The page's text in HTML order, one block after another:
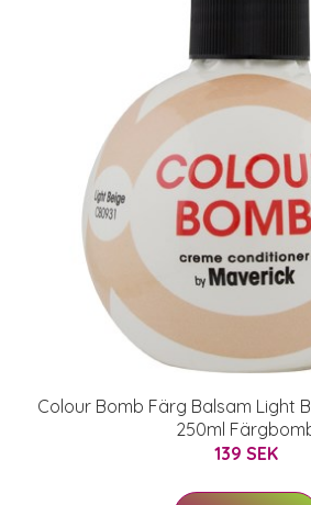
Colour Bomb Färg Balsam Light
250ml
139 SEK